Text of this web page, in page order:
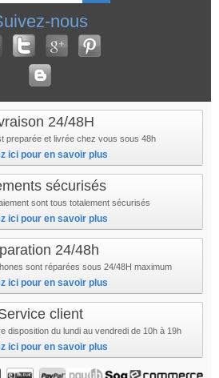
nous
24/48H
preparée et livrée chez vous sous 48h
ici pour en savoir plus
sécurisés
sont tous totalement sécurisés
ici pour en savoir plus
24/48h
sont réparées sous 24/48H maximum
ici pour en savoir plus
client
disposition du lundi au vendredi de 10h à 19h
ici pour en savoir plus